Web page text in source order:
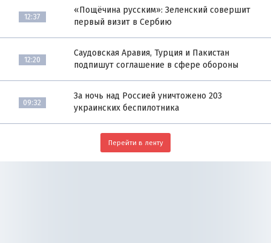
12:37
«Пощёчина русским»: Зеленский совершит
первый визит в Сербию
12:20
Саудовская Аравия, Турция и Пакистан
подпишут соглашение в сфере обороны
09:32
За ночь над Россией уничтожено 203
украинских беспилотника
Перейти в ленту